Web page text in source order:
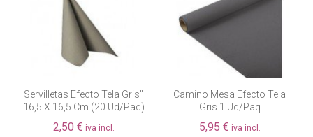
Servilletas Efecto Tela Gris"
16,5 X 16,5 Cm (20 Ud/paq)
2,50 € iva incl.
Camino Mesa Efecto Tela
Gris 1 Ud/paq
5,95 € iva incl.